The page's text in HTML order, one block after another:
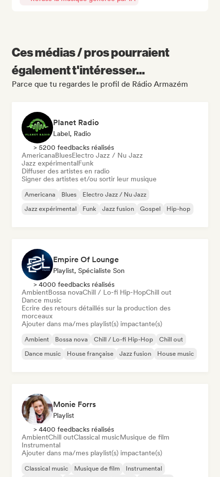
Ces médias / pros pourraient
également t'intéresser...
Parce que tu regardes le profil de Rádio Armazém
Planet Radio
Label, Radio
> 5200 feedbacks réalisés
AmericanaBluesElectro Jazz / Nu Jazz
Jazz expérimentalFunk
Diffuser des artistes en radio
Signer des artistes et/ou sortir leur musique
Americana Blues
Electro Jazz / Nu Jazz
Jazz expérimental
Funk Jazz fusion Gospel Hip-hop
Empire Of Lounge
Playlist, Spécialiste Son
> 4000 feedbacks réalisés
AmbientBossa novaChill / Lo-fi Hip-HopChill out
Dance music
Ecrire des retours détaillés sur la production des
morceaux
Ajouter dans ma/mes playlist(s) impactante(s)
Ambient Bossa nova Chill / Lo-fi Hip-Hop
Chill out
Dance music
House française Jazz fusion House music
Monie Forrs
Playlist
> 4400 feedbacks réalisés
AmbientChill outClassical musicMusique de film
Instrumental
Ajouter dans ma/mes playlist(s) impactante(s)
Classical music Musique de film
Instrumental